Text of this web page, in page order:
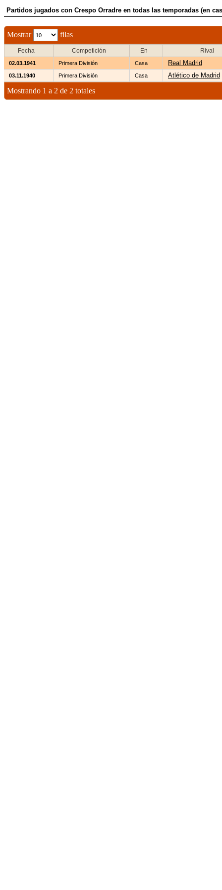
Partidos jugados con Crespo Orradre en todas las temporadas (en
Mostrar filas
Fecha Competición En Rival
02.03.1941 Primera División Casa Real Madrid
03.11.1940 Primera División Casa Atlético de Madrid
Mostrando 1 a 2 de 2 totales